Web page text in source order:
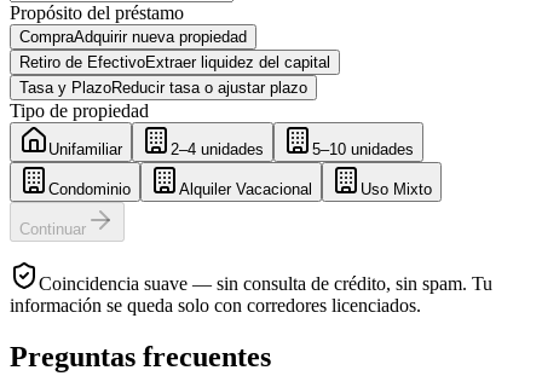
Propósito del préstamo
CompraAdquirir nueva propiedad
Retiro de EfectivoExtraer liquidez del capital
Tasa y PlazoReducir tasa o ajustar plazo
Tipo de propiedad
Unifamiliar 2–4 unidades 5–10 unidades
Condominio Alquiler Vacacional Uso Mixto
Continuar
Coincidencia suave — sin consulta de crédito, sin spam. Tu
información se queda solo con corredores licenciados.
Preguntas frecuentes